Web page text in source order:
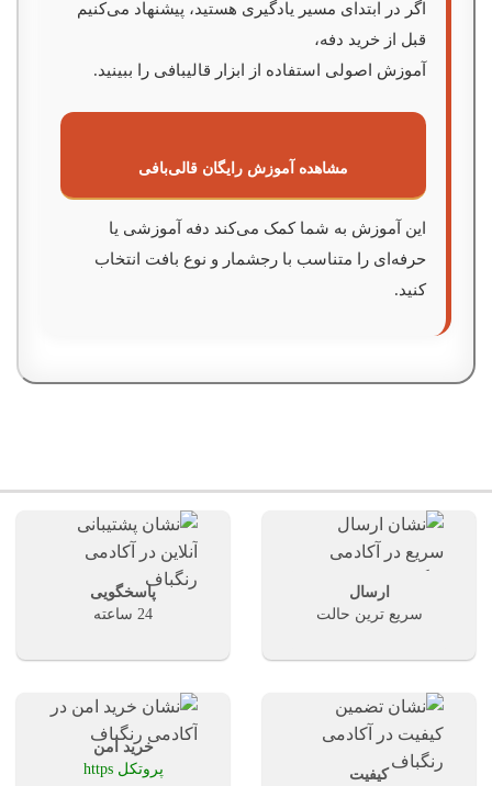
اگر در ابتدای مسیر یادگیری هستید، پیشنهاد می‌کنیم
قبل از خرید دفه،
آموزش اصولی استفاده از ابزار قالیبافی را ببینید.
مشاهده آموزش رایگان قالی‌بافی
این آموزش به شما کمک می‌کند دفه آموزشی یا
حرفه‌ای را متناسب با رجشمار و نوع بافت انتخاب
کنید.
ارسال
سریع ترین حالت
پاسخگویی
24 ساعته
کیفیت
خرید امن
پروتکل https